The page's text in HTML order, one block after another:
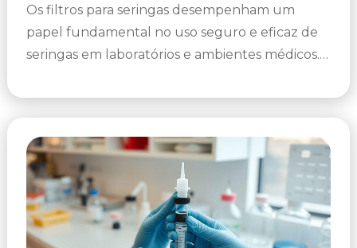
Os filtros para seringas desempenham um
papel fundamental no uso seguro e eficaz de
seringas em laboratórios e ambientes médicos.